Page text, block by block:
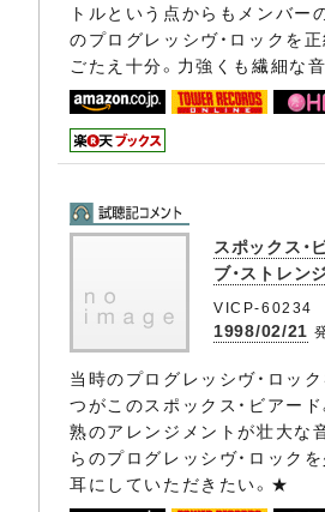
トルという点からもメンバー
のプログレッシヴ・ロックを
ごたえ十分。力強くも繊細な
スポックス・
ブ・ストレン
VICP-60234
1998/02/21
当時のプログレッシヴ・ロッ
つがこのスポックス・ビアー
熟のアレンジメントが壮大な
らのプログレッシヴ・ロック
耳にしていただきたい。★